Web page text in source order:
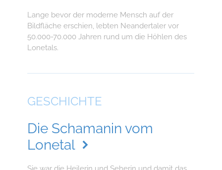
Lange bevor der moderne Mensch auf der
Bildfläche erschien, lebten Neandertaler vor
50.000-70.000 Jahren rund um die Höhlen des
Lonetals.
GESCHICHTE
Die Schamanin vom
Lonetal